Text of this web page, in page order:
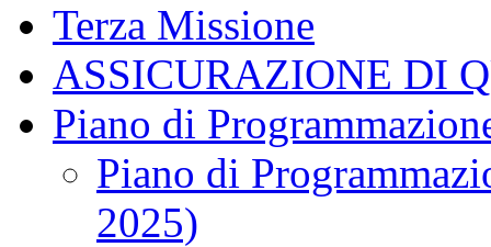
Terza Missione
ASSICURAZIONE DI
Piano di
Piano di
2025)